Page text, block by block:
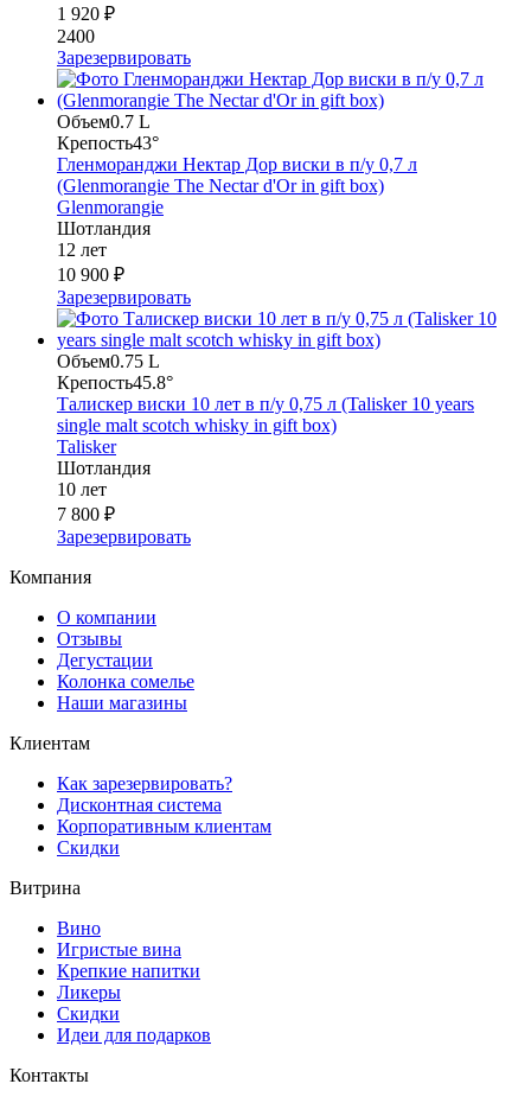
1 920 ₽
2400
Зарезервировать
Объем0.7 L
Крепость43°
Гленморанджи Нектар Дор виски в п/у 0,7 л
(Glenmorangie The Nectar d'Or in gift box)
Glenmorangie
Шотландия
12 лет
10 900 ₽
Зарезервировать
Объем0.75 L
Крепость45.8°
Талискер виски 10 лет в п/у 0,75 л (Talisker 10 years
single malt scotch whisky in gift box)
Talisker
Шотландия
10 лет
7 800 ₽
Зарезервировать
Компания
О компании
Отзывы
Дегустации
Колонка сомелье
Наши магазины
Клиентам
Как зарезервировать?
Дисконтная система
Корпоративным клиентам
Скидки
Витрина
Вино
Игристые вина
Крепкие напитки
Ликеры
Скидки
Идеи для подарков
Контакты